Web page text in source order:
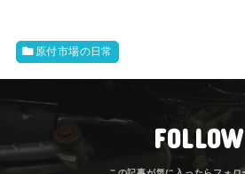
原付市場の日常
FOLLOW